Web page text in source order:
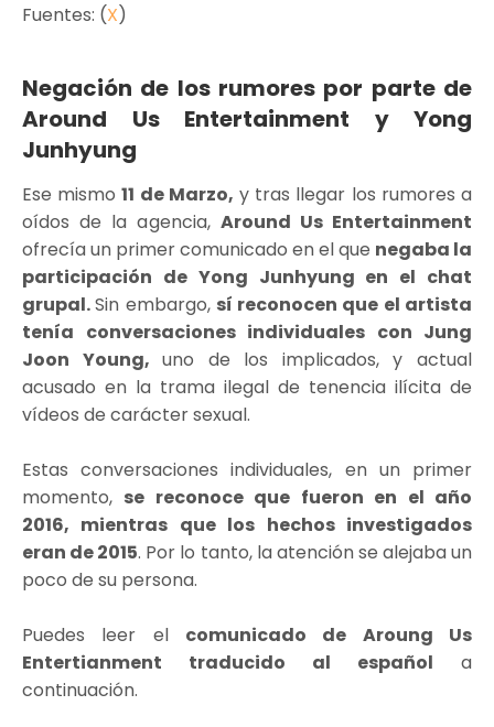
Fuentes: (X)
Negación de los rumores por parte de
Around Us Entertainment y Yong
Junhyung
Ese mismo11 de Marzo, y tras llegar los rumores a
oídos de la agencia, Around Us Entertainment
ofrecía un primer comunicado en el que negaba la
participación de Yong Junhyung en el chat
grupal.Sin embargo, sí reconocen que el artista
tenía conversaciones individuales con Jung
Joon Young,uno de los implicados, y actual
acusado en la trama ilegal de tenencia ilícita de
vídeos de carácter sexual.
Estas conversaciones individuales, en un primer
momento, se reconoce que fueron en el año
2016, mientras que los hechos investigados
eran de 2015. Por lo tanto, la atención se alejaba un
poco de su persona.
Puedes leer el comunicado de Aroung Us
Entertianment traducido al español a
continuación.